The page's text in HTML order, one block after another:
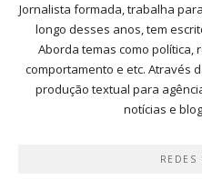
Jornalista formada, trabalha
longo desses anos, tem
Aborda temas como política,
comportamento e etc. Através
produção textual para
notícias e
REDES